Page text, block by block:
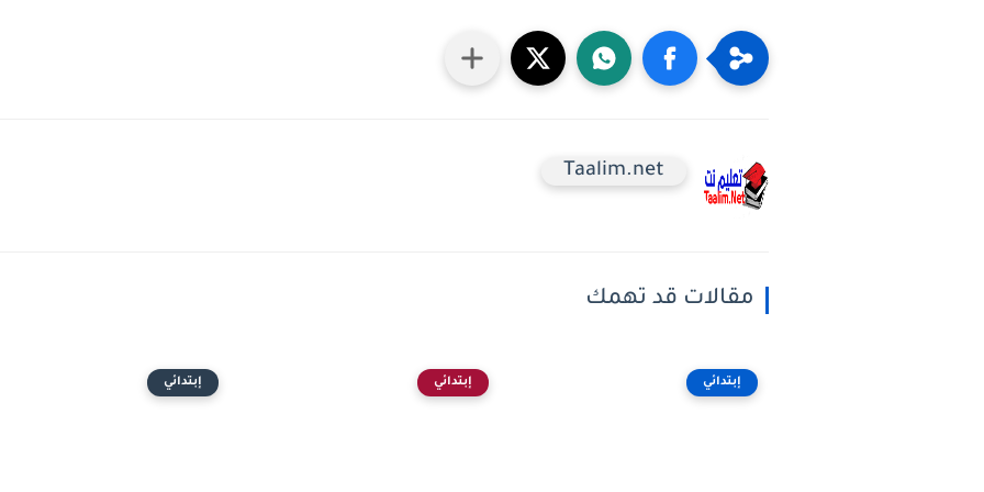
Taalim.net
مقالات قد تهمك
إبتدائي إبتدائي إبتدائي